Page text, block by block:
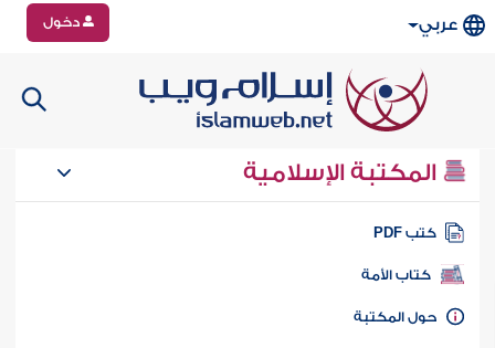
عربي دخول
المكتبة الإسلامية
كتب PDF
كتاب الأمة